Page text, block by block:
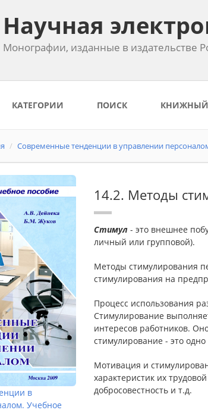
Научная
Монографии, изданные в издательстве
КАТЕГОРИИ ПОИСК
Современные тенденции в управлении
в
Учебное
14.2. Методы
Стимул- это внешнее
личный или групповой).
Методы стимулирования
стимулирования на
Процесс использования
Стимулирование
интересов работников.
стимулирование - это
Мотивация и
характеристик их
добросовестность и т.д.